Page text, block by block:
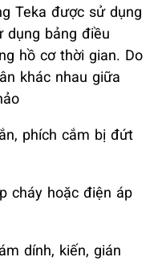
Teka được sử dụng
dụng bảng điều
hồ cơ thời gian. Do
khác nhau giữa
phích cắm bị đứt
cháy hoặc điện áp
dính, kiến, gián